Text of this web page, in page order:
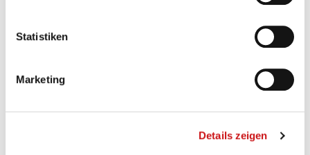
Statistiken
Marketing
Details zeigen